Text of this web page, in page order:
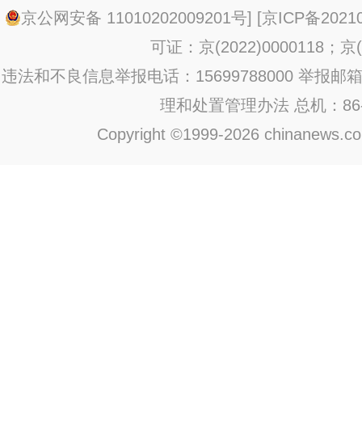
京公网安备 11010202009201号] [京ICP备
可证：京(2022)0000118；京
违法和不良信息举报电话：15699788000 举报邮
理和处置管理办法 总机：
Copyright ©1999-2026